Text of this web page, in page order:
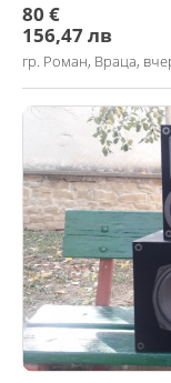
80 €
156,47 лв
гр. Роман, Враца,